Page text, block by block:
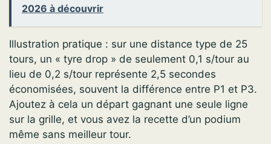
2026 à découvrir
Illustration pratique : sur une distance type de 25
tours, un « tyre drop » de seulement 0,1 s/tour au
lieu de 0,2 s/tour représente 2,5 secondes
économisées, souvent la différence entre P1 et P3.
Ajoutez à cela un départ gagnant une seule ligne
sur la grille, et vous avez la recette d’un podium
même sans meilleur tour.